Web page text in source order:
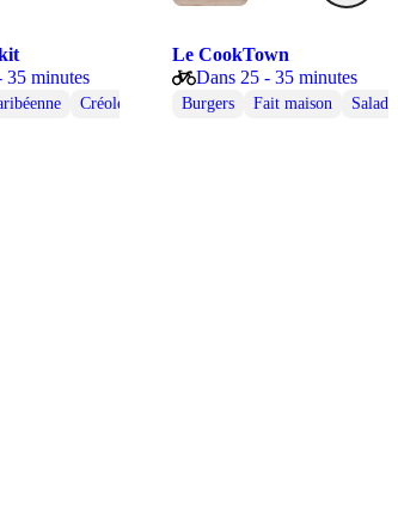
35 minutes
Créole Fait maison Fast food Glace
Le CookTown
Dans 25 - 35 minutes
Burgers Fait maison